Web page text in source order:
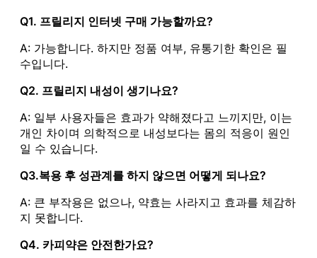
Q1. 프릴리지 인터넷 구매 가능할까요?
A: 가능합니다. 하지만 정품 여부, 유통기한 확인은 필
수입니다.
Q2. 프릴리지 내성이 생기나요?
A: 일부 사용자들은 효과가 약해졌다고 느끼지만, 이는
개인 차이며 의학적으로 내성보다는 몸의 적응이 원인
일 수 있습니다.
Q3.복용 후 성관계를 하지 않으면 어떻게 되나요?
A: 큰 부작용은 없으나, 약효는 사라지고 효과를 체감하
지 못합니다.
Q4. 카피약은 안전한가요?